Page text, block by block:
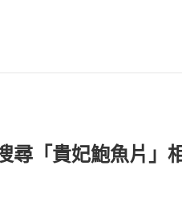
尋「貴妃鮑魚片」